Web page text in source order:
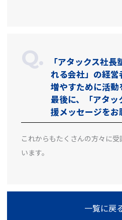
「アタックス社
れる会社」の経営
増やすために活動
最後に、「アタ
援メッセージをお
これからもたくさんの方々に
います。
一覧に戻